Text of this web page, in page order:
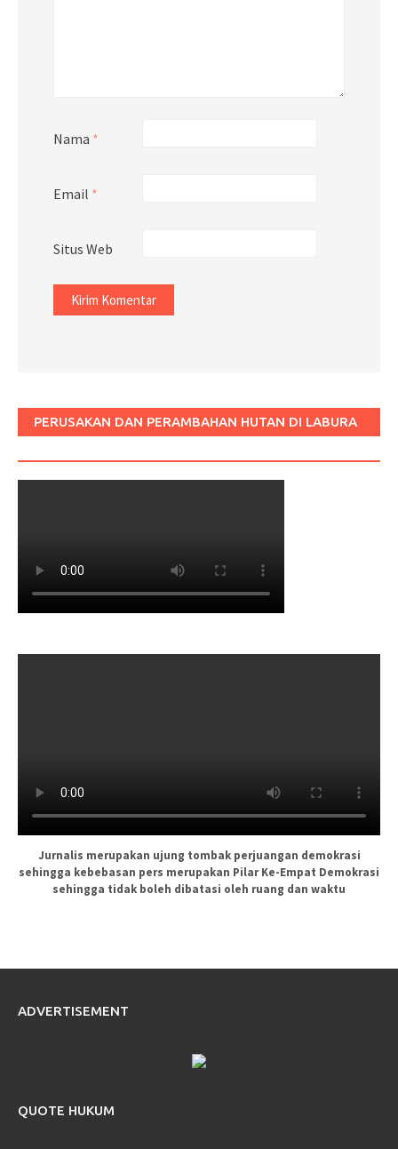
Nama *
Email *
Situs Web
PERUSAKAN DAN PERAMBAHAN HUTAN DI LABURA
Jurnalis merupakan ujung tombak perjuangan demokrasi
sehingga kebebasan pers merupakan Pilar Ke-Empat Demokrasi
sehingga tidak boleh dibatasi oleh ruang dan waktu
ADVERTISEMENT
QUOTE HUKUM